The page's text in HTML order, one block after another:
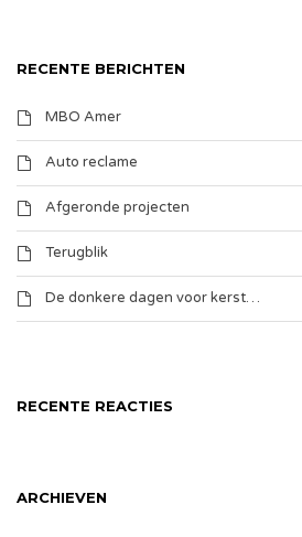
RECENTE BERICHTEN
MBO Amer
Auto reclame
Afgeronde projecten
Terugblik
De donkere dagen voor kerst…
RECENTE REACTIES
ARCHIEVEN